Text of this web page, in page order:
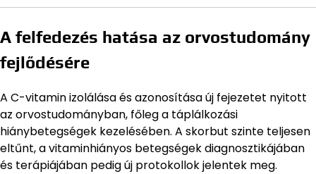
A felfedezés hatása az orvostudomány
fejlődésére
A C-vitamin izolálása és azonosítása új fejezetet nyitott
az orvostudományban, főleg a táplálkozási
hiánybetegségek kezelésében. A skorbut szinte teljesen
eltűnt, a vitaminhiányos betegségek diagnosztikájában
és terápiájában pedig új protokollok jelentek meg.